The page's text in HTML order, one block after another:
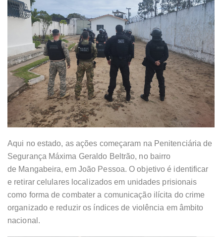
Aqui no estado, as ações começaram na Penitenciária de
Segurança Máxima Geraldo Beltrão, no bairro
de Mangabeira, em João Pessoa. O objetivo é identificar
e retirar celulares localizados em unidades prisionais
como forma de combater a comunicação ilícita do crime
organizado e reduzir os índices de violência em âmbito
nacional.